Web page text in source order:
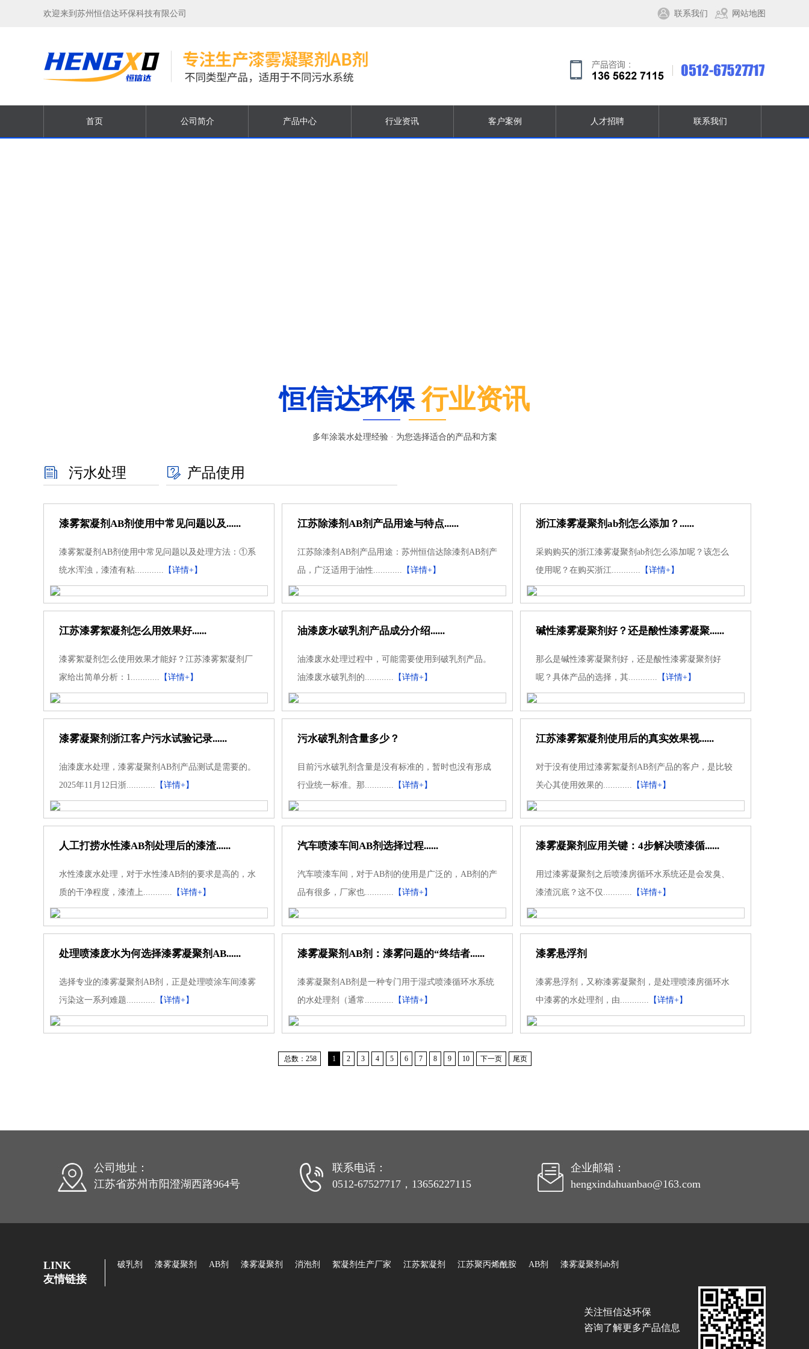
欢迎来到苏州恒信达环保科技有限公司 联系我们 网站地图
首页 公司简介 产品中心 行业资讯 客户案例 人才招聘 联系我们
恒信达环保 行业资讯
多年涂装水处理经验 · 为您选择适合的产品和方案
污水处理 产品使用
漆雾絮凝剂AB剂使用中常见问题以及......
漆雾絮凝剂AB剂使用中常见问题以及处理方法：①系
统水浑浊，漆渣有粘............ 【详情+】
江苏除漆剂AB剂产品用途与特点......
江苏除漆剂AB剂产品用途：苏州恒信达除漆剂AB剂产
品，广泛适用于油性............ 【详情+】
浙江漆雾凝聚剂ab剂怎么添加？......
采购购买的浙江漆雾凝聚剂ab剂怎么添加呢？该怎么
使用呢？在购买浙江............ 【详情+】
江苏漆雾絮凝剂怎么用效果好......
漆雾絮凝剂怎么使用效果才能好？江苏漆雾絮凝剂厂
家给出简单分析：1............ 【详情+】
油漆废水破乳剂产品成分介绍......
油漆废水处理过程中，可能需要使用到破乳剂产品。
油漆废水破乳剂的............ 【详情+】
碱性漆雾凝聚剂好？还是酸性漆雾凝聚......
那么是碱性漆雾凝聚剂好，还是酸性漆雾凝聚剂好
呢？具体产品的选择，其............ 【详情+】
漆雾凝聚剂浙江客户污水试验记录......
油漆废水处理，漆雾凝聚剂AB剂产品测试是需要的。
2025年11月12日浙............
【详情+】
污水破乳剂含量多少？
目前污水破乳剂含量是没有标准的，暂时也没有形成
行业统一标准。那............
【详情+】
江苏漆雾絮凝剂使用后的真实效果视......
对于没有使用过漆雾絮凝剂AB剂产品的客户，是比较
关心其使用效果的............
【详情+】
人工打捞水性漆AB剂处理后的漆渣......
水性漆废水处理，对于水性漆AB剂的要求是高的，水
质的干净程度，漆渣上............ 【详情+】
汽车喷漆车间AB剂选择过程......
汽车喷漆车间，对于AB剂的使用是广泛的，AB剂的产
品有很多，厂家也............ 【详情+】
漆雾凝聚剂应用关键：4步解决喷漆循......
用过漆雾凝聚剂之后喷漆房循环水系统还是会发臭、
漆渣沉底？这不仅............ 【详情+】
处理喷漆废水为何选择漆雾凝聚剂AB......
选择专业的漆雾凝聚剂AB剂，正是处理喷涂车间漆雾
污染这一系列难题............
【详情+】
漆雾凝聚剂AB剂：漆雾问题的“终结者......
漆雾凝聚剂AB剂是一种专门用于湿式喷漆循环水系统
的水处理剂（通常............
【详情+】
漆雾悬浮剂
漆雾悬浮剂，又称漆雾凝聚剂，是处理喷漆房循环水
中漆雾的水处理剂，由............
【详情+】
总数：258 1 2 3 4 5 6 7 8 9 10 下一页 尾页
公司地址：
江苏省苏州市阳澄湖西路964号
联系电话：
0512-67527717，13656227115
企业邮箱：
hengxindahuanbao@163.com
LINK
友情链接
破乳剂 漆雾凝聚剂 AB剂 漆雾凝聚剂 消泡剂 絮凝剂生产厂家 江苏絮凝剂 江苏聚丙烯酰胺 AB剂 漆雾凝聚剂ab剂
关注恒信达环保
咨询了解更多产品信息